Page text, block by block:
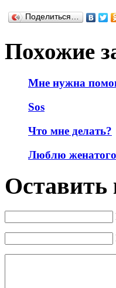
Поделиться…
Похожие
Мне нужна
Sos
Что мне делать?
Люблю
Оставить